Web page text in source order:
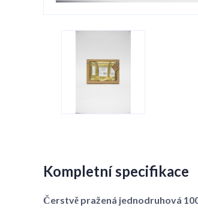
Kompletní specifikace
Čerstvě pražená jednodruhová